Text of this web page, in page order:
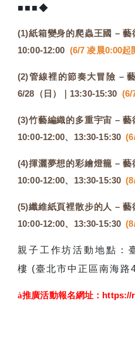
■■■◆
(1)紙箱變身的爬蟲王國 – 藝
10:00-12:00 (6/7 凌晨0:00起
(2)管線裡的節奏大冒險 –
6/28（日）｜13:30-15:30 (6/
(3)竹藝編織的多重宇宙 – 藝
10:00-12:00、13:30-15:30
(4)揮灑夢想的彩繪燈籠 – 藝
10:00-12:00、13:30-15:30
(5)纖維紙頁裡散步的人 – 藝
10:00-12:00、13:30-15:30
親子工作坊活動地點：
樓 (臺北市中正區南海路
à推廣活動報名網址：https://